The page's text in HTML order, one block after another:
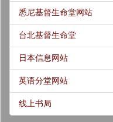
悉尼基督生命堂网站
台北基督生命堂
日本信息网站
英语分堂网站
线上书局